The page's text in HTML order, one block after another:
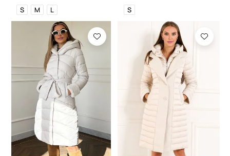
S M L S